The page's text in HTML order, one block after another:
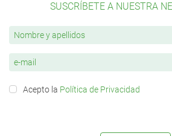
SUSCRÍBETE A NUESTRA
Acepto la Política de Privacidad